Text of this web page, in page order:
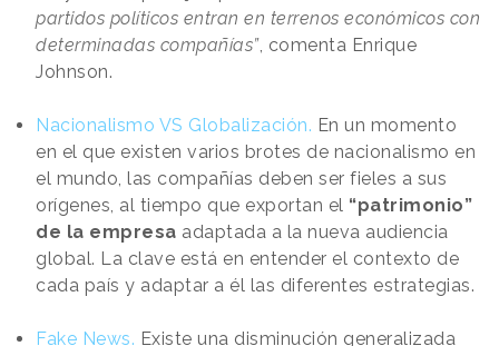
partidos políticos entran en terrenos económicos con
determinadas compañías”, comenta Enrique
Johnson.
Nacionalismo VS Globalización. En un momento
en el que existen varios brotes de nacionalismo en
el mundo, las compañías deben ser fieles a sus
orígenes, al tiempo que exportan el “patrimonio”
de la empresa adaptada a la nueva audiencia
global. La clave está en entender el contexto de
cada país y adaptar a él las diferentes estrategias.
Fake News. Existe una disminución generalizada